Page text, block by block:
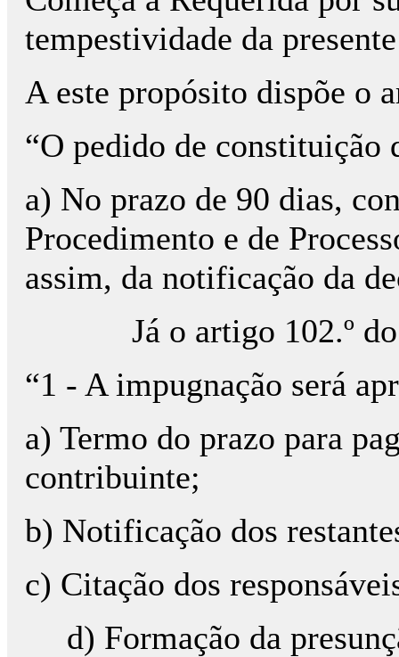
tempestividade da
A este propósito dispõe o
“O pedido de constituição
a) No prazo de 90 dias,
Procedimento e de
assim, da notificação da
Já o artigo 102.º do
“1 - A impugnação será
a) Termo do prazo para
contribuinte;
b) Notificação dos
c) Citação dos
d) Formação da